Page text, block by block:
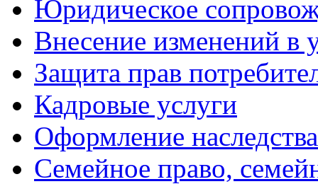
Юридическое
Внесение изменений в
Защита прав
Кадровые услуги
Оформление наследства
Семейное право,